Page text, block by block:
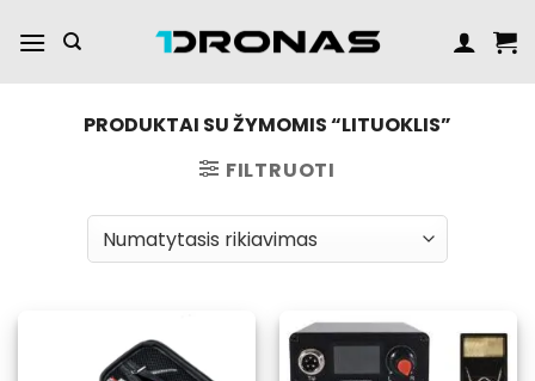
turinį
PRODUKTAI SU ŽYMOMIS “LITUOKLIS”
FILTRUOTI